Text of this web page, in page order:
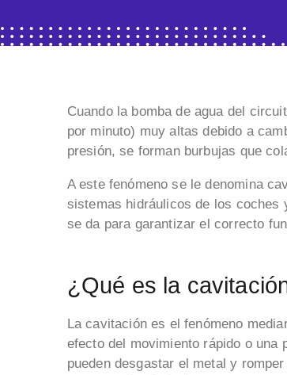
Cuando la bomba de agua del
por minuto) muy altas debido a
presión, se forman burbujas que
A este fenómeno se le denomina
sistemas hidráulicos de los coches
se da para garantizar el correcto
¿Qué es la
La cavitación es el fenómeno
efecto del movimiento rápido o
pueden desgastar el metal y